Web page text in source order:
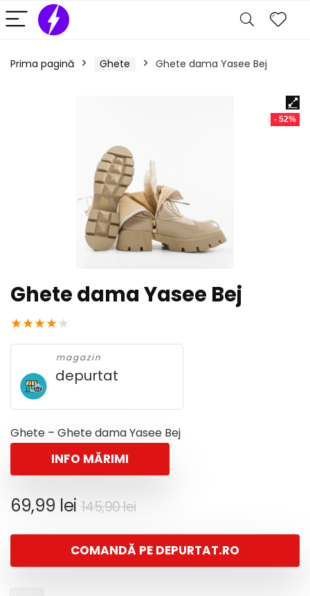
Prima pagină Ghete Ghete dama Yasee Bej
- 52%
Ghete dama Yasee Bej
★★★★★
magazin
depurtat
Ghete – Ghete dama Yasee Bej
INFO MĂRIMI
145,90leiPrețul
a
fost:
69,99 lei
Prețul
este:
69,99 lei.
COMANDĂ PE DEPURTAT.RO